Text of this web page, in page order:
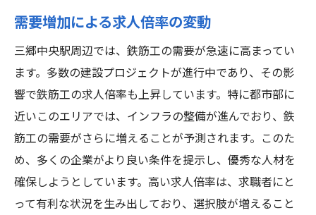
三郷中央駅で鉄筋工として成功するための秘訣
日々の業務での工夫と改善
リーダーシップとチームワークの重要性
成功者の体験談とその教訓
自分の強みを活かす方法
長期的な目標設定とその実現方法
需要増加による求人倍率の変動
三郷中央駅周辺では、鉄筋工の需要が急速に高まってい
ます。多数の建設プロジェクトが進行中であり、その影
響で鉄筋工の求人倍率も上昇しています。特に都市部に
近いこのエリアでは、インフラの整備が進んでおり、鉄
筋工の需要がさらに増えることが予測されます。このた
め、多くの企業がより良い条件を提示し、優秀な人材を
確保しようとしています。高い求人倍率は、求職者にと
って有利な状況を生み出しており、選択肢が増えること